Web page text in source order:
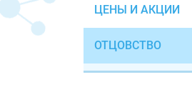
ЦЕНЫ И АКЦИИ
ОТЦОВСТВО